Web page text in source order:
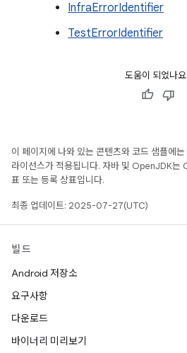
InfraErrorIdentifier
TestErrorIdentifier
도움이 되었나
이 페이지에 나와 있는 콘텐츠와 코드 샘플에는
라이선스가 적용됩니다. 자바 및 OpenJDK
표 또는 등록 상표입니다.
최종 업데이트: 2025-07-27(UTC)
빌드
Android 저장소
요구사항
다운로드
바이너리 미리보기